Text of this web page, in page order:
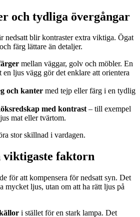
och tydliga övergångar
nedsatt blir kontraster extra viktiga. Ögat
färg lättare än detaljer.
mellan väggar, golv och möbler. En
ljus vägg gör det enklare att orientera
och kanter med tejp eller färg i en tydlig
med kontrast– till exempel
mat eller tvärtom.
stor skillnad i vardagen.
viktigaste faktorn
för att kompensera för nedsatt syn. Det
mycket ljus, utan om att ha rätt ljus på
i stället för en stark lampa. Det